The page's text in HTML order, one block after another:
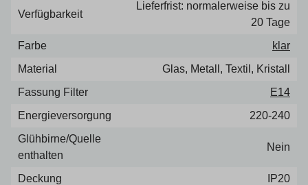
Verfügbarkeit
Lieferfrist: normalerweise bis zu
20 Tage
Farbe
klar
Material
Glas, Metall, Textil, Kristall
Fassung Filter
E14
Energieversorgung
220-240
Glühbirne/Quelle
enthalten
Nein
Deckung
IP20